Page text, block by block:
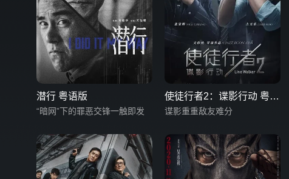
潜行 粤语版
“暗网”下的罪恶交锋一触即发
使徒行者2：谍影行动 粤语
版
谍影重重敌友难分